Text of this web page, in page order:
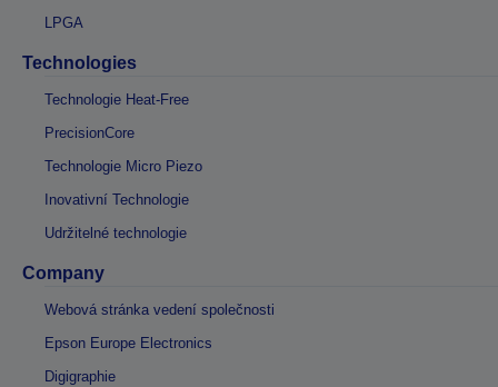
LPGA
Technologies
Technologie Heat-Free
PrecisionCore
Technologie Micro Piezo
Inovativní Technologie
Udržitelné technologie
Company
Webová stránka vedení společnosti
Epson Europe Electronics
Digigraphie